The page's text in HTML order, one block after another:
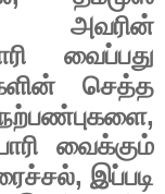
அவரின்
வைப்பது
செத்த
,
வைக்கும்
,இப்படி